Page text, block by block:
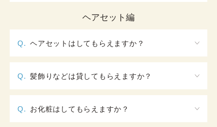
はキャンセルとさせていただく場合がございますの
であらかじめご了承ください。また、175cm以上の
女性用浴衣もご用意しております。少数ですので、
ますのでご利用下さい。着付け小物の貸し出しも有
料オプションとしております。
ヘアセット編
Q. ヘアセットはしてもらえますか？
みこみで華やかさを演出できるヘアアレンジを有料
で承っております。詳しくは、浴衣の髪型・ヘアセ
ットをご覧ください。
Q. 髪飾りなどは貸してもらえますか？
る、当店自慢のかんざしを無料でお貸し出ししてい
ます。
Q. お化粧はしてもらえますか？